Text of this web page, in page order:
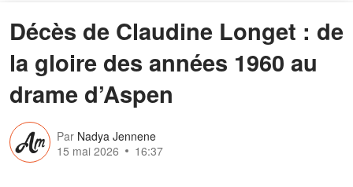
Décès de Claudine Longet : de
la gloire des années 1960 au
drame d’Aspen
Par Nadya Jennene
15 mai 2026
16:37